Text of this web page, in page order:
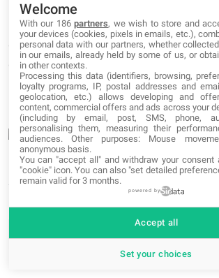
No olvidemos que podemos introducir
guiones utilizando setLineDash() de la
que hicimos en el artículo anterior.
Discover more:
Welcome
With our 186partners, we wish to store and
your devices (cookies, pixels in emails, etc.),
personal data with our partners, whether
in our emails, already held by some of us, or
in other contexts.
Processing this data (identifiers, browsing,
loyalty programs, IP, postal addresses and
geolocation, etc.) allows developing and
content, commercial offers and ads across your
(including by email, post, SMS, phone,
personalising them, measuring their
audiences. Other purposes: Mouse
anonymous basis.
You can "accept all" and withdraw your consent
"cookie" icon. You can also "set detailed
remain valid for 3 months.
powered by
Set your choices
Accept all